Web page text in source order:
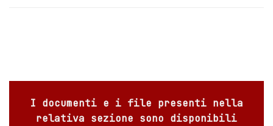
I documenti e i file presenti nella
relativa sezione sono disponibili